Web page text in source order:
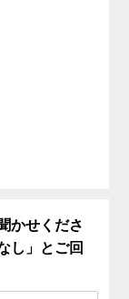
かせくださ
し」とご回